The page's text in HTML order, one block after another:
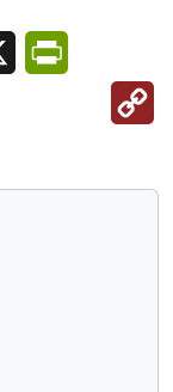
X